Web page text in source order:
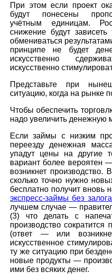
При этом если проект
будут понесены
учётным единицам.
снижение будут
обмениваться
принципе не будет
искусственно
искусственно
Представьте при
ситуацию, когда на рынке
Чтобы обеспечить
надо увеличить денежную
Если займы с низким
переезду денежная
упадут цены на другие
вариант более вероятен
возникнет производство.
сколько точно нужно
бесплатно получит вновь
экспресс-займы без
лучшем случае —
(3) что делать с
производство
(ответ — или
искусственное
ту же ситуацию при
новые продукты —
ими без всяких денег.